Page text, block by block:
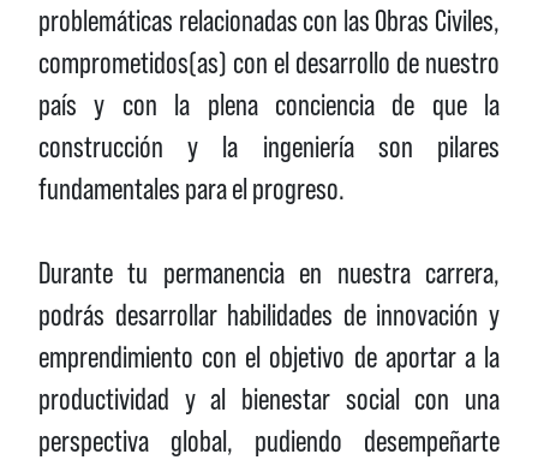
problemáticas relacionadas con las Obras Civiles,
comprometidos(as) con el desarrollo de nuestro
país y con la plena conciencia de que la
construcción y la ingeniería son pilares
fundamentales para el progreso.
Durante tu permanencia en nuestra carrera,
podrás desarrollar habilidades de innovación y
emprendimiento con el objetivo de aportar a la
productividad y al bienestar social con una
perspectiva global, pudiendo desempeñarte